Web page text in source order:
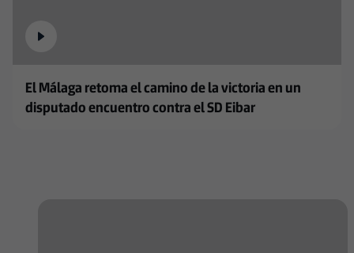
El Málaga retoma el camino de la victoria en un
disputado encuentro contra el SD Eibar